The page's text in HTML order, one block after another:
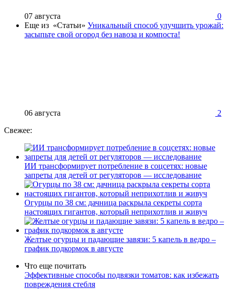
07 августа
0
Еще из «Статьи» Уникальный способ улучшить урожай:
засыпьте свой огород без навоза и компоста!
06 августа
2
Свежее:
ИИ трансформирует потребление в соцсетях: новые
запреты для детей от регуляторов — исследование
Огурцы по 38 см: дачница раскрыла секреты сорта
настоящих гигантов, который неприхотлив и живуч
Желтые огурцы и падающие завязи: 5 капель в ведро –
график подкормок в августе
Что еще почитать
Эффективные способы подвязки томатов: как избежать
повреждения стебля